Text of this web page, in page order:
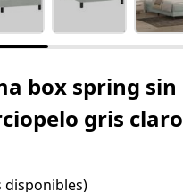
box spring sin
gris claro
disponibles)